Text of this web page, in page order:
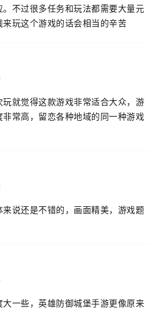
不过很多任务和玩法都需要大量元
玩这个游戏的话会相当的辛苦
就觉得这款游戏非常适合大众，游
常高，留恋各种地域的同一种游戏
说还是不错的，画面精美，游戏题
一些，英雄防御城堡手游更像原来